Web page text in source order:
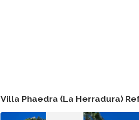
Villa Phaedra (La Herradura)